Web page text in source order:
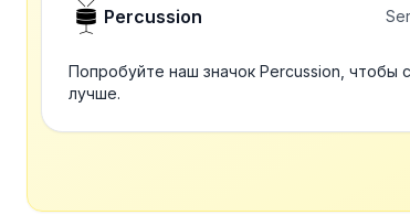
Percussion
Попробуйте наш значок Percussion, чтобы
лучше.